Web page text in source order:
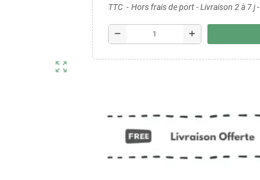
zoom_out_map
TTC Hors frais de port - Livraison 2 à 7 j -
remove add